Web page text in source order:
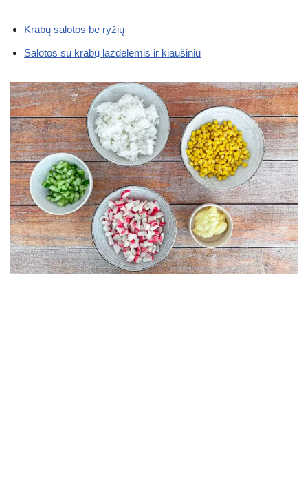
Krabų salotos be ryžių
Salotos su krabų lazdelėmis ir kiaušiniu